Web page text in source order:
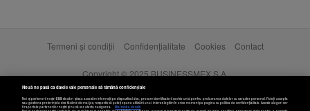
Termeni și condiții Confidențialitate Cookies Contact
Copyright © 2025 BUSINESSMEX S.A.
Nouă ne pasă ca datele tale personale să rămână confidențiale
Noi și partenerii noștri589stocăm și/sau accesăm informații pe dispozitivul dvs., precum identificatorii cookie unici pentru prelucrarea datelor cu caracter personal. Puteți accepta
sau gestiona preferințele dvs. făcând clic mai jos, respectiv vă puteți opune utilizării unui interes legitim în orice moment pe pagina cu politica de confidențialitate. Aceste alegeri vor
fi raportate partenerilor noștri și nu vă vor afecta navigarea.
Mai multe detalii